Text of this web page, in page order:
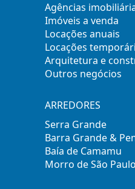
Agências
Imóveis a venda
Locações anuais
Locações
Arquitetura e
Outros negócios
ARREDORES
Serra Grande
Barra Grande &
Baía de Camamu
Morro de São Paulo